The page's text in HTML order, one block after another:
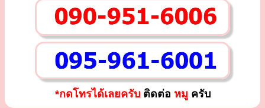
*กดโทรได้เลยครับติดต่อ หมู ครับ